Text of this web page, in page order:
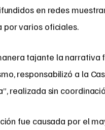
en redes
varios oficiales.
tajante la
responsabilizó a la
realizada sin
fue causada por el